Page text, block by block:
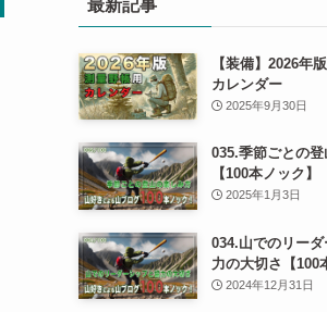
最新記事
【装備】2026年
カレンダー
2025年9月30日
035.季節ごとの
【100本ノック】
2025年1月3日
034.山でのリー
力の大切さ【100
2024年12月31日